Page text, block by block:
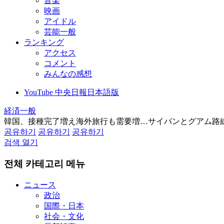
映画
アイドル
芸能一般
ランキング
アクセス
コメント
みんなの感想
YouTube 中央日報日本語版
経済一般
韓国、接種完了増え海外旅行も需要増…サイパンとグアム路
공유하기
공유하기
공유하기
검색 열기
전체 카테고리 메뉴
ニュース
政治
国際・日本
社会・文化